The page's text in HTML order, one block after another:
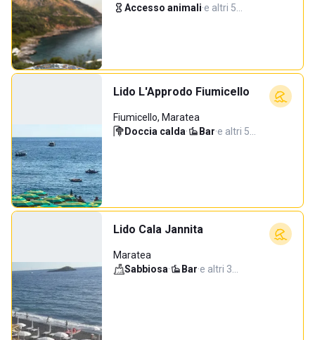
Accesso animali·e altri 5…
Lido L'Approdo Fiumicello
Fiumicello, Maratea
Doccia calda· Bar·e altri 5…
Lido Cala Jannita
Maratea
Sabbiosa· Bar·e altri 3…